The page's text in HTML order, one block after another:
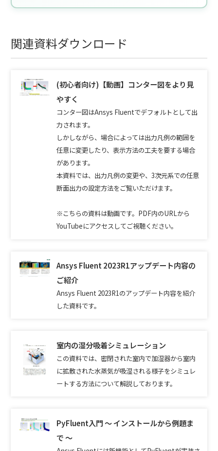
関連資料ダウンロード
(初心者向け)【動画】コンター図をより見
やすく
コンター図はAnsys Fluentでデフォルトとして出
力されます。
しかしながら、場合によっては出力凡例の範囲を
任意に変更したり、表示方法の工夫を要する場合
があります。
本資料では、出力凡例の変更や、3次元系での任意
断面出力の設定方法をご覧いただけます。
※こちらの資料は動画です。PDF内のURLから
YouTubeにアクセスしてご視聴ください。
Ansys Fluent 2023R1アップデート内容の
ご紹介
Ansys Fluent 2023R1のアップデート内容を紹介
した資料です。
室内の湿分吸着シミュレーション
この資料では、密閉された室内で加湿器から室内
に拡散された水蒸気が吸湿される様子をシミュレ
ートする方法について解説しております。
PyFluent入門 ～ インストールから例題ま
で ～